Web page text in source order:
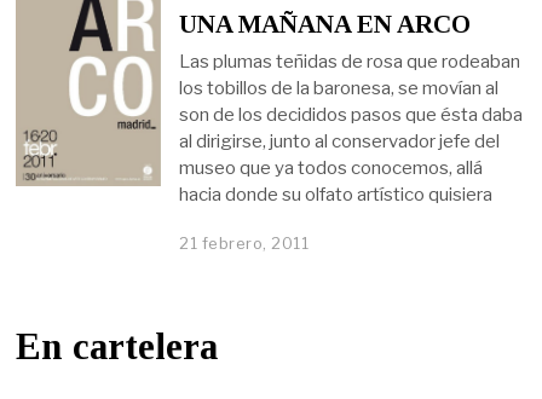
UNA MAÑANA EN ARCO
Las plumas teñidas de rosa que rodeaban
los tobillos de la baronesa, se movían al
son de los decididos pasos que ésta daba
al dirigirse, junto al conservador jefe del
museo que ya todos conocemos, allá
hacia donde su olfato artístico quisiera
21 febrero, 2011
En cartelera